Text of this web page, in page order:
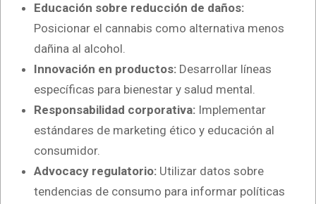
Educación sobre reducción de daños:
Posicionar el cannabis como alternativa menos
dañina al alcohol.
Innovación en productos: Desarrollar líneas
específicas para bienestar y salud mental.
Responsabilidad corporativa: Implementar
estándares de marketing ético y educación al
consumidor.
Advocacy regulatorio: Utilizar datos sobre
tendencias de consumo para informar políticas